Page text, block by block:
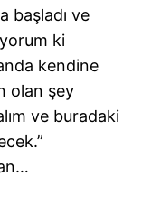
başladı ve
ki
kendine
olan şey
ve buradaki